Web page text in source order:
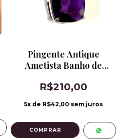
Pingente Antique
Ametista Banho de
R$210,00
5x de R$42,00 sem juros